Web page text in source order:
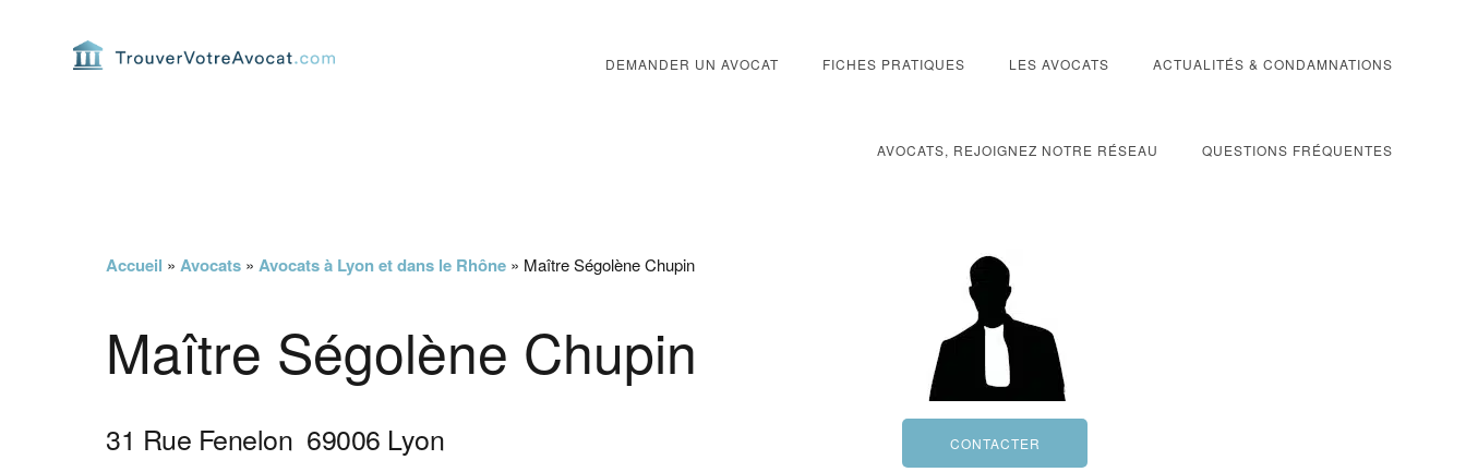
DEMANDER UN AVOCAT FICHES PRATIQUES LES AVOCATS ACTUALITÉS & CONDAMNATIONS
AVOCATS, REJOIGNEZ NOTRE RÉSEAU QUESTIONS FRÉQUENTES
Accueil » Avocats » Avocats à Lyon et dans le Rhône » Maître Ségolène Chupin
Maître Ségolène Chupin
31 Rue Fenelon 69006 Lyon